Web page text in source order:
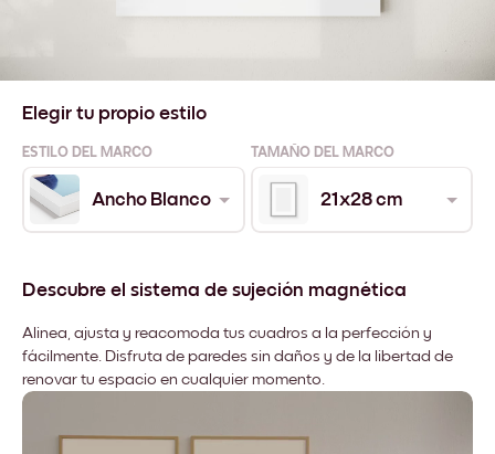
Elegir tu propio estilo
ESTILO DEL MARCO TAMAÑO DEL MARCO
Ancho Blanco 21x28 cm
Descubre el sistema de sujeción magnética
Alinea, ajusta y reacomoda tus cuadros a la perfección y
fácilmente. Disfruta de paredes sin daños y de la libertad de
renovar tu espacio en cualquier momento.